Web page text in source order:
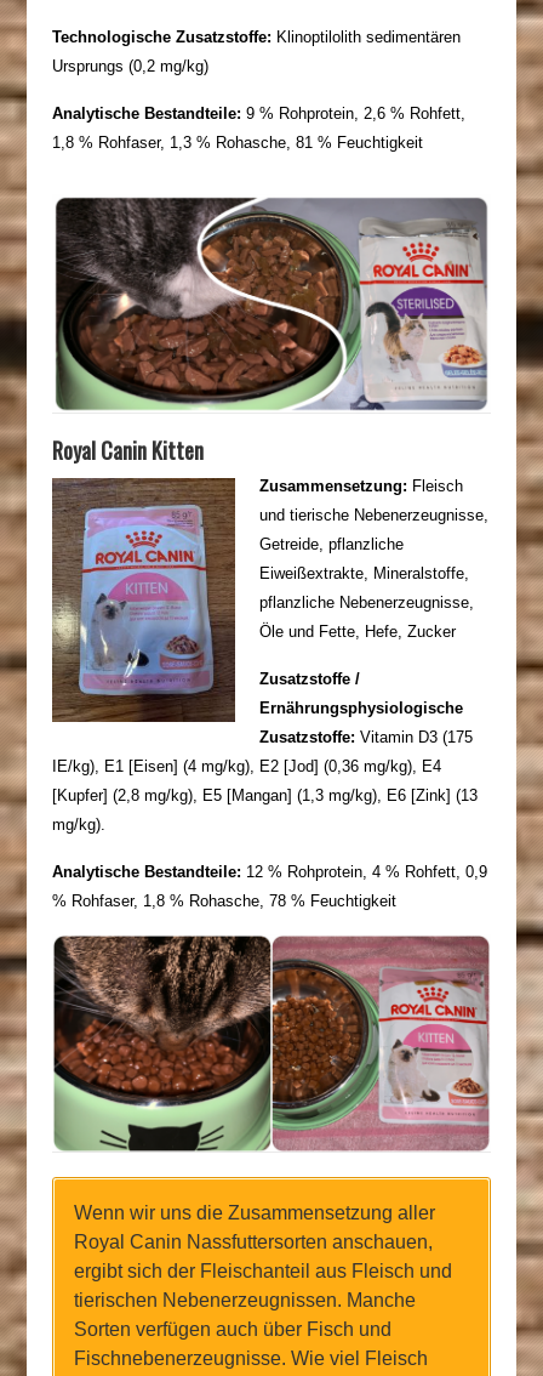
Technologische Zusatzstoffe: Klinoptilolith sedimentären
Ursprungs (0,2 mg/kg)
Analytische Bestandteile: 9 % Rohprotein, 2,6 % Rohfett,
1,8 % Rohfaser, 1,3 % Rohasche, 81 % Feuchtigkeit
Royal Canin Kitten
Zusammensetzung: Fleisch
und tierische Nebenerzeugnisse,
Getreide, pflanzliche
Eiweißextrakte, Mineralstoffe,
pflanzliche Nebenerzeugnisse,
Öle und Fette, Hefe, Zucker
Zusatzstoffe /
Ernährungsphysiologische
Zusatzstoffe: Vitamin D3 (175
IE/kg), E1 [Eisen] (4 mg/kg), E2 [Jod] (0,36 mg/kg), E4
[Kupfer] (2,8 mg/kg), E5 [Mangan] (1,3 mg/kg), E6 [Zink] (13
mg/kg).
Analytische Bestandteile: 12 % Rohprotein, 4 % Rohfett, 0,9
% Rohfaser, 1,8 % Rohasche, 78 % Feuchtigkeit
Wenn wir uns die Zusammensetzung aller
Royal Canin Nassfuttersorten anschauen,
ergibt sich der Fleischanteil aus Fleisch und
tierischen Nebenerzeugnissen. Manche
Sorten verfügen auch über Fisch und
Fischnebenerzeugnisse. Wie viel Fleisch